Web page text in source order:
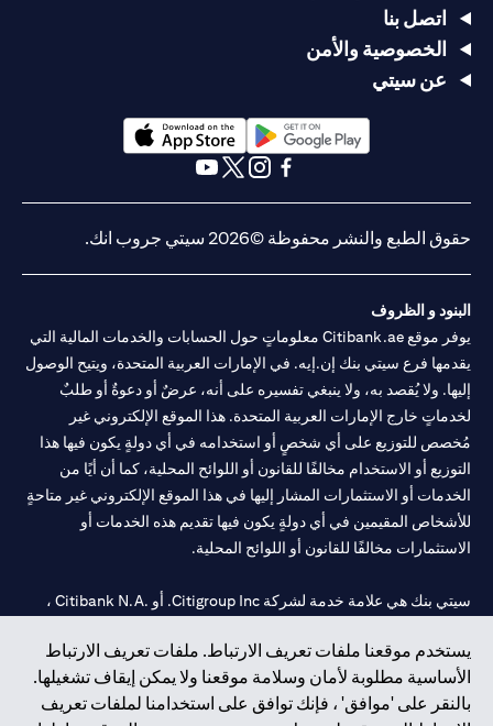
يستخدم موقعنا ملفات تعريف الارتباط. ملفات تعريف الارتباط
الأساسية مطلوبة لأمان وسلامة موقعنا ولا يمكن إيقاف تشغيلها.
بالنقر على 'موافق' ، فإنك توافق على استخدامنا لملفات تعريف
اتصل بنا
الخصوصية والأمن
عن سيتي
opens in a new tab
opens in a new tab
حقوق الطبع والنشر محفوظة ©2026 سيتي جروب انك.
البنود و الظروف
يوفر موقع Citibank.ae معلوماتٍ حول الحسابات والخدمات المالية التي
يقدمها فرع سيتي بنك إن.إيه. في الإمارات العربية المتحدة، ويتيح الوصول
إليها. ولا يُقصد به، ولا ينبغي تفسيره على أنه، عرضٌ أو دعوةٌ أو طلبٌ
لخدماتٍ خارج الإمارات العربية المتحدة. هذا الموقع الإلكتروني غير
مُخصص للتوزيع على أي شخصٍ أو استخدامه في أي دولةٍ يكون فيها هذا
التوزيع أو الاستخدام مخالفًا للقانون أو اللوائح المحلية، كما أن أيًا من
الخدمات أو الاستثمارات المشار إليها في هذا الموقع الإلكتروني غير متاحةٍ
للأشخاص المقيمين في أي دولةٍ يكون فيها تقديم هذه الخدمات أو
الاستثمارات مخالفًا للقانون أو اللوائح المحلية.
سيتي بنك هي علامة خدمة لشركة Citigroup Inc. أو .Citibank N.A ،
سيتي بنك إن. إيه. الإمارات مسجل لدى مصرف الإمارات المركزي تحت
أرقام التراخيص 202563 لفرع الوصل في دبي، 531989 لفرع مول